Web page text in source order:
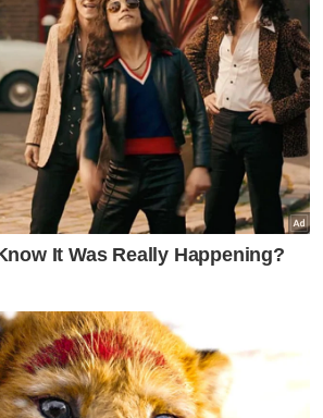
Disyorkan
nekad tolak lembu dari
selepas dikejar